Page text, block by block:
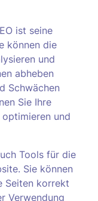
ist seine
können die
und
abheben
Schwächen
Sie Ihre
und
Tools für die
Sie können
Seiten korrekt
Verwendung